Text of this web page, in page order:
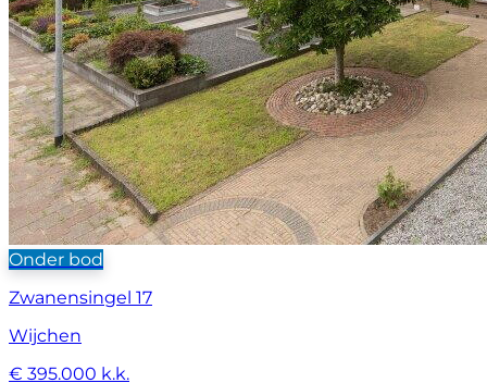
Onder bod
Zwanensingel 17
Wijchen
€ 395.000 k.k.